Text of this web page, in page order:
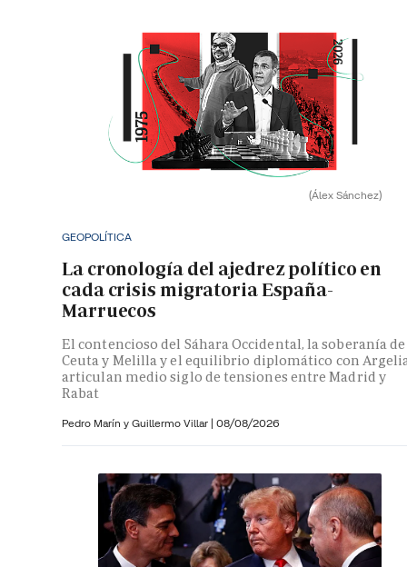
(Álex Sánchez)
GEOPOLÍTICA
La cronología del ajedrez político en
cada crisis migratoria España-
Marruecos
El contencioso del Sáhara Occidental, la soberanía de
Ceuta y Melilla y el equilibrio diplomático con
articulan medio siglo de tensiones entre Madrid y
Rabat
Pedro Marín y Guillermo Villar | 08/08/2026